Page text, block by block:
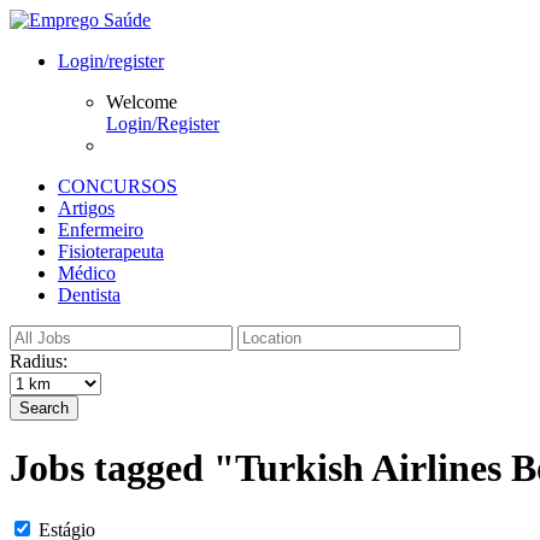
Login/register
Welcome
Login/Register
CONCURSOS
Artigos
Enfermeiro
Fisioterapeuta
Médico
Dentista
Radius:
Search
Jobs tagged "Turkish Airlines
Estágio